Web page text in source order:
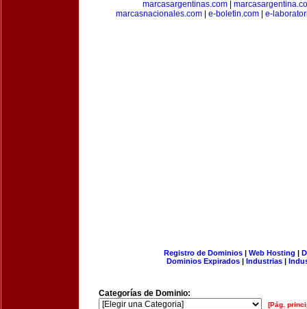
marcasargentinas.com
marcasnacionales.com| e-boletin.com| e-
Registro de Dominios| Web Hosting |
Dominios Expirados | Industrias |
Categorías de Dominio:
[Pág.